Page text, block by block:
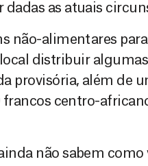
as atuais
não-alimentares
distribuir
provisória, além de
centro-
não sabem como